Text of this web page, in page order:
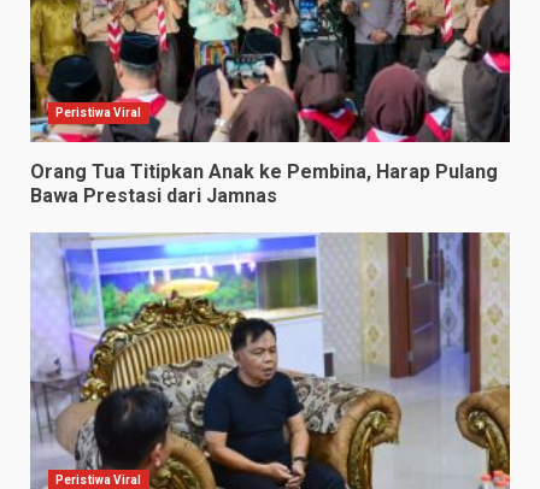
Peristiwa Viral
Orang Tua Titipkan Anak ke Pembina, Harap Pulang
Bawa Prestasi dari Jamnas
Peristiwa Viral